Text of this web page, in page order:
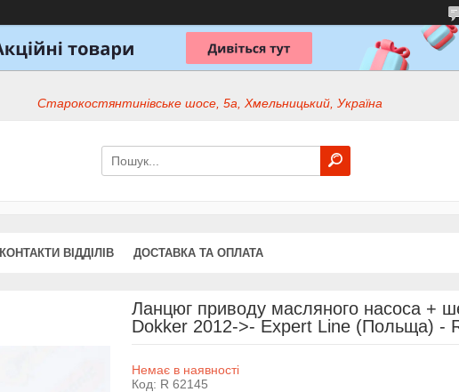
Старокостянтинівське шосе, 5а, Хмельницький, Україна
КОНТАКТИ ВІДДІЛІВ ДОСТАВКА ТА ОПЛАТА
Ланцюг приводу масляного насоса +
Dokker 2012->- Expert Line (Польща) -
Немає в наявності
Код: R 62145